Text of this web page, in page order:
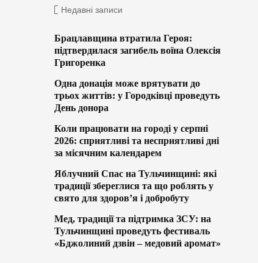
Недавні записи
Брацлавщина втратила Героя:
підтвердилася загибель воїна Олексія
Григоренка
Одна донація може врятувати до
трьох життів: у Городківці проведуть
День донора
Коли працювати на городі у серпні
2026: сприятливі та несприятливі дні
за місячним календарем
Яблучний Спас на Тульчинщині: які
традиції збереглися та що роблять у
свято для здоров’я і добробуту
Мед, традиції та підтримка ЗСУ: на
Тульчинщині проведуть фестиваль
«Бджолиний дзвін – медовий аромат»